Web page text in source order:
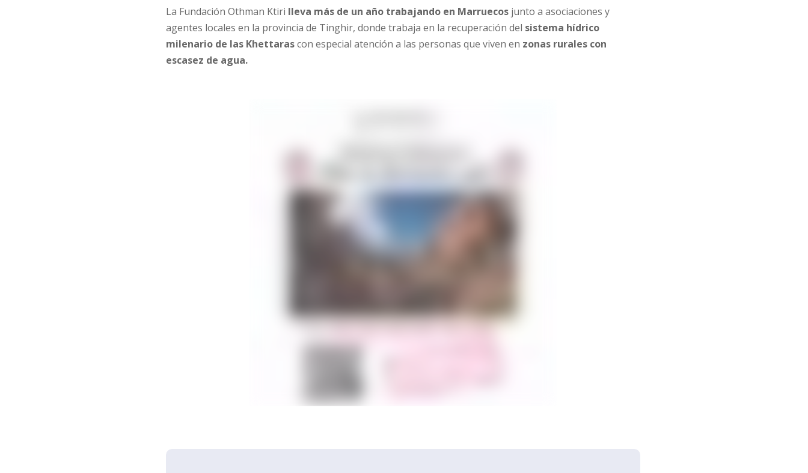
La Fundación Othman Ktiri lleva más de un año trabajando en Marruecosjunto a asociaciones y
agentes locales en la provincia de Tinghir, donde trabaja en la recuperación del sistema hídrico
milenario de las Khettarascon especial atención a las personas que viven en zonas rurales con
escasez de agua.